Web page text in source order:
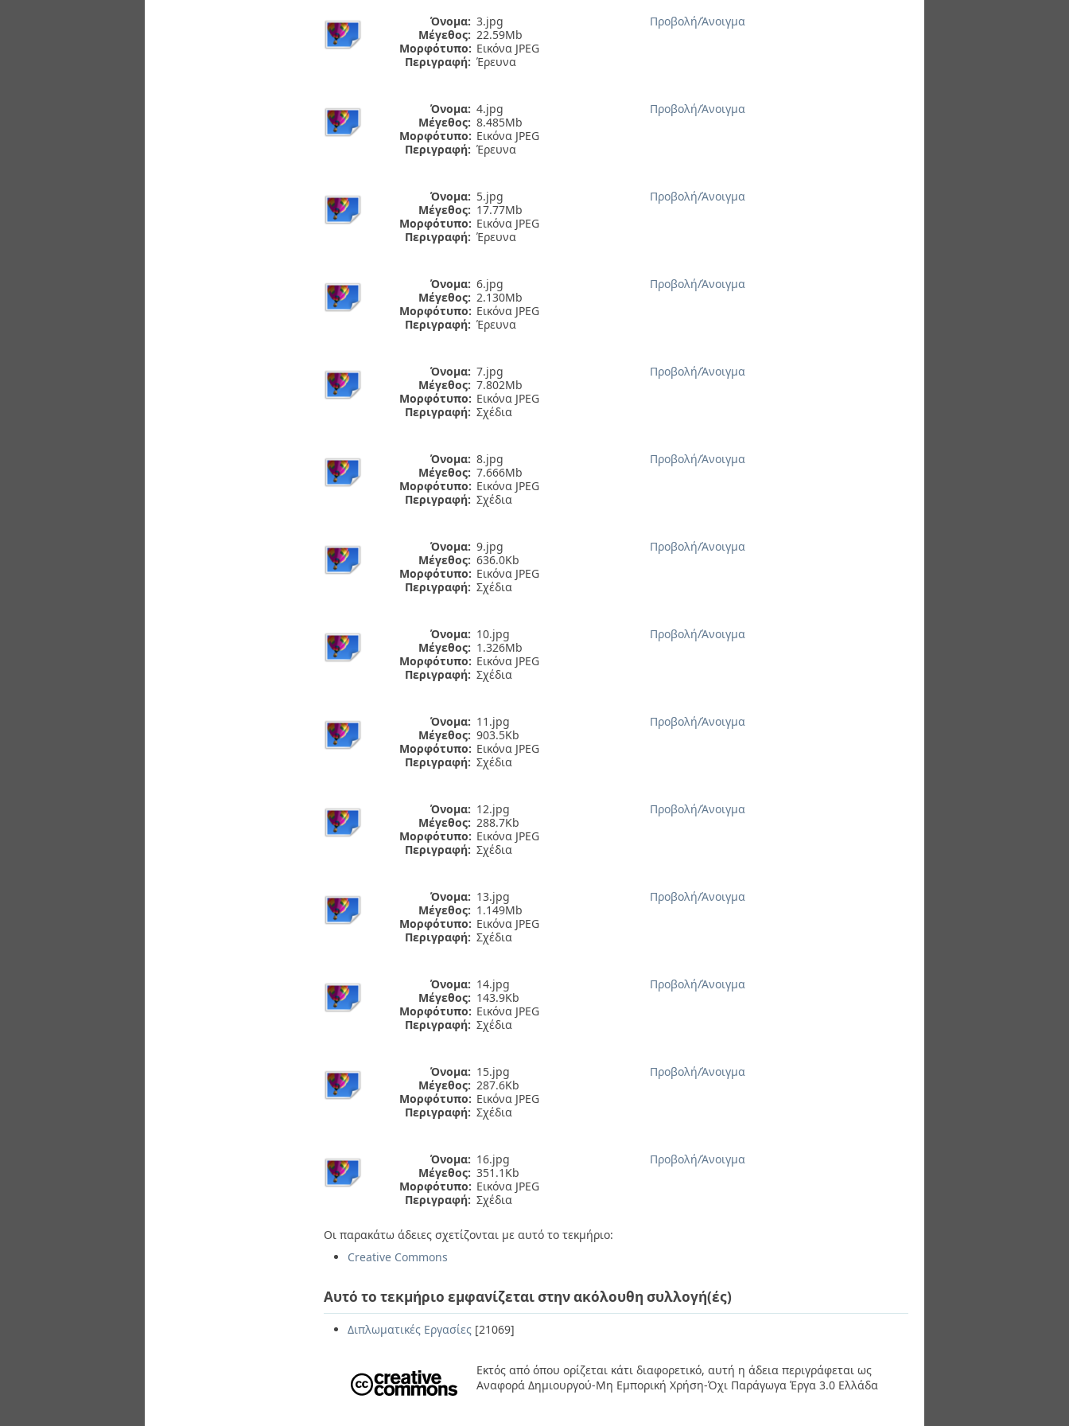
Όνομα: 3.jpg
Μέγεθος: 22.59Mb
Μορφότυπο: Εικόνα JPEG
Περιγραφή: Έρευνα
Προβολή/Άνοιγμα
Όνομα: 4.jpg
Μέγεθος: 8.485Mb
Μορφότυπο: Εικόνα JPEG
Περιγραφή: Έρευνα
Προβολή/Άνοιγμα
Όνομα: 5.jpg
Μέγεθος: 17.77Mb
Μορφότυπο: Εικόνα JPEG
Περιγραφή: Έρευνα
Προβολή/Άνοιγμα
Όνομα: 6.jpg
Μέγεθος: 2.130Mb
Μορφότυπο: Εικόνα JPEG
Περιγραφή: Έρευνα
Προβολή/Άνοιγμα
Όνομα: 7.jpg
Μέγεθος: 7.802Mb
Μορφότυπο: Εικόνα JPEG
Περιγραφή: Σχέδια
Προβολή/Άνοιγμα
Όνομα: 8.jpg
Μέγεθος: 7.666Mb
Μορφότυπο: Εικόνα JPEG
Περιγραφή: Σχέδια
Προβολή/Άνοιγμα
Όνομα: 9.jpg
Μέγεθος: 636.0Kb
Μορφότυπο: Εικόνα JPEG
Περιγραφή: Σχέδια
Προβολή/Άνοιγμα
Όνομα: 10.jpg
Μέγεθος: 1.326Mb
Μορφότυπο: Εικόνα JPEG
Περιγραφή: Σχέδια
Προβολή/Άνοιγμα
Όνομα: 11.jpg
Μέγεθος: 903.5Kb
Μορφότυπο: Εικόνα JPEG
Περιγραφή: Σχέδια
Προβολή/Άνοιγμα
Όνομα: 12.jpg
Μέγεθος: 288.7Kb
Μορφότυπο: Εικόνα JPEG
Περιγραφή: Σχέδια
Προβολή/Άνοιγμα
Όνομα: 13.jpg
Μέγεθος: 1.149Mb
Μορφότυπο: Εικόνα JPEG
Περιγραφή: Σχέδια
Προβολή/Άνοιγμα
Όνομα: 14.jpg
Μέγεθος: 143.9Kb
Μορφότυπο: Εικόνα JPEG
Περιγραφή: Σχέδια
Προβολή/Άνοιγμα
Όνομα: 15.jpg
Μέγεθος: 287.6Kb
Μορφότυπο: Εικόνα JPEG
Περιγραφή: Σχέδια
Προβολή/Άνοιγμα
Όνομα: 16.jpg
Μέγεθος: 351.1Kb
Μορφότυπο: Εικόνα JPEG
Περιγραφή: Σχέδια
Προβολή/Άνοιγμα
Οι παρακάτω άδειες σχετίζονται με αυτό το τεκμήριο:
Creative Commons
Αυτό το τεκμήριο εμφανίζεται στην ακόλουθη συλλογή(ές)
Διπλωματικές Εργασίες [21069]
Εκτός από όπου ορίζεται κάτι διαφορετικό, αυτή η άδεια περιγράφεται ως
Αναφορά Δημιουργού-Μη Εμπορική Χρήση-Όχι Παράγωγα Έργα 3.0 Ελλάδα